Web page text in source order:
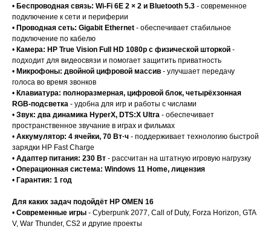
• Беспроводная связь: Wi-Fi 6E 2 × 2 и Bluetooth 5.3 - современное
подключение к сети и периферии
• Проводная сеть: Gigabit Ethernet - обеспечивает стабильное
подключение по кабелю
• Камера: HP True Vision Full HD 1080p с физической шторкой -
подходит для видеосвязи и помогает защитить приватность
• Микрофоны: двойной цифровой массив - улучшает передачу
голоса во время звонков
• Клавиатура: полноразмерная, цифровой блок, четырёхзонная
RGB-подсветка - удобна для игр и работы с числами
• Звук: два динамика HyperX, DTS:X Ultra - обеспечивает
пространственное звучание в играх и фильмах
• Аккумулятор: 4 ячейки, 70 Вт·ч - поддерживает технологию быстрой
зарядки HP Fast Charge
• Адаптер питания: 230 Вт - рассчитан на штатную игровую нагрузку
• Операционная система: Windows 11 Home, лицензия
• Гарантия: 1 год
Для каких задач подойдёт HP OMEN 16
• Современные игры - Cyberpunk 2077, Call of Duty, Forza Horizon, GTA
V, War Thunder, CS2 и другие проекты